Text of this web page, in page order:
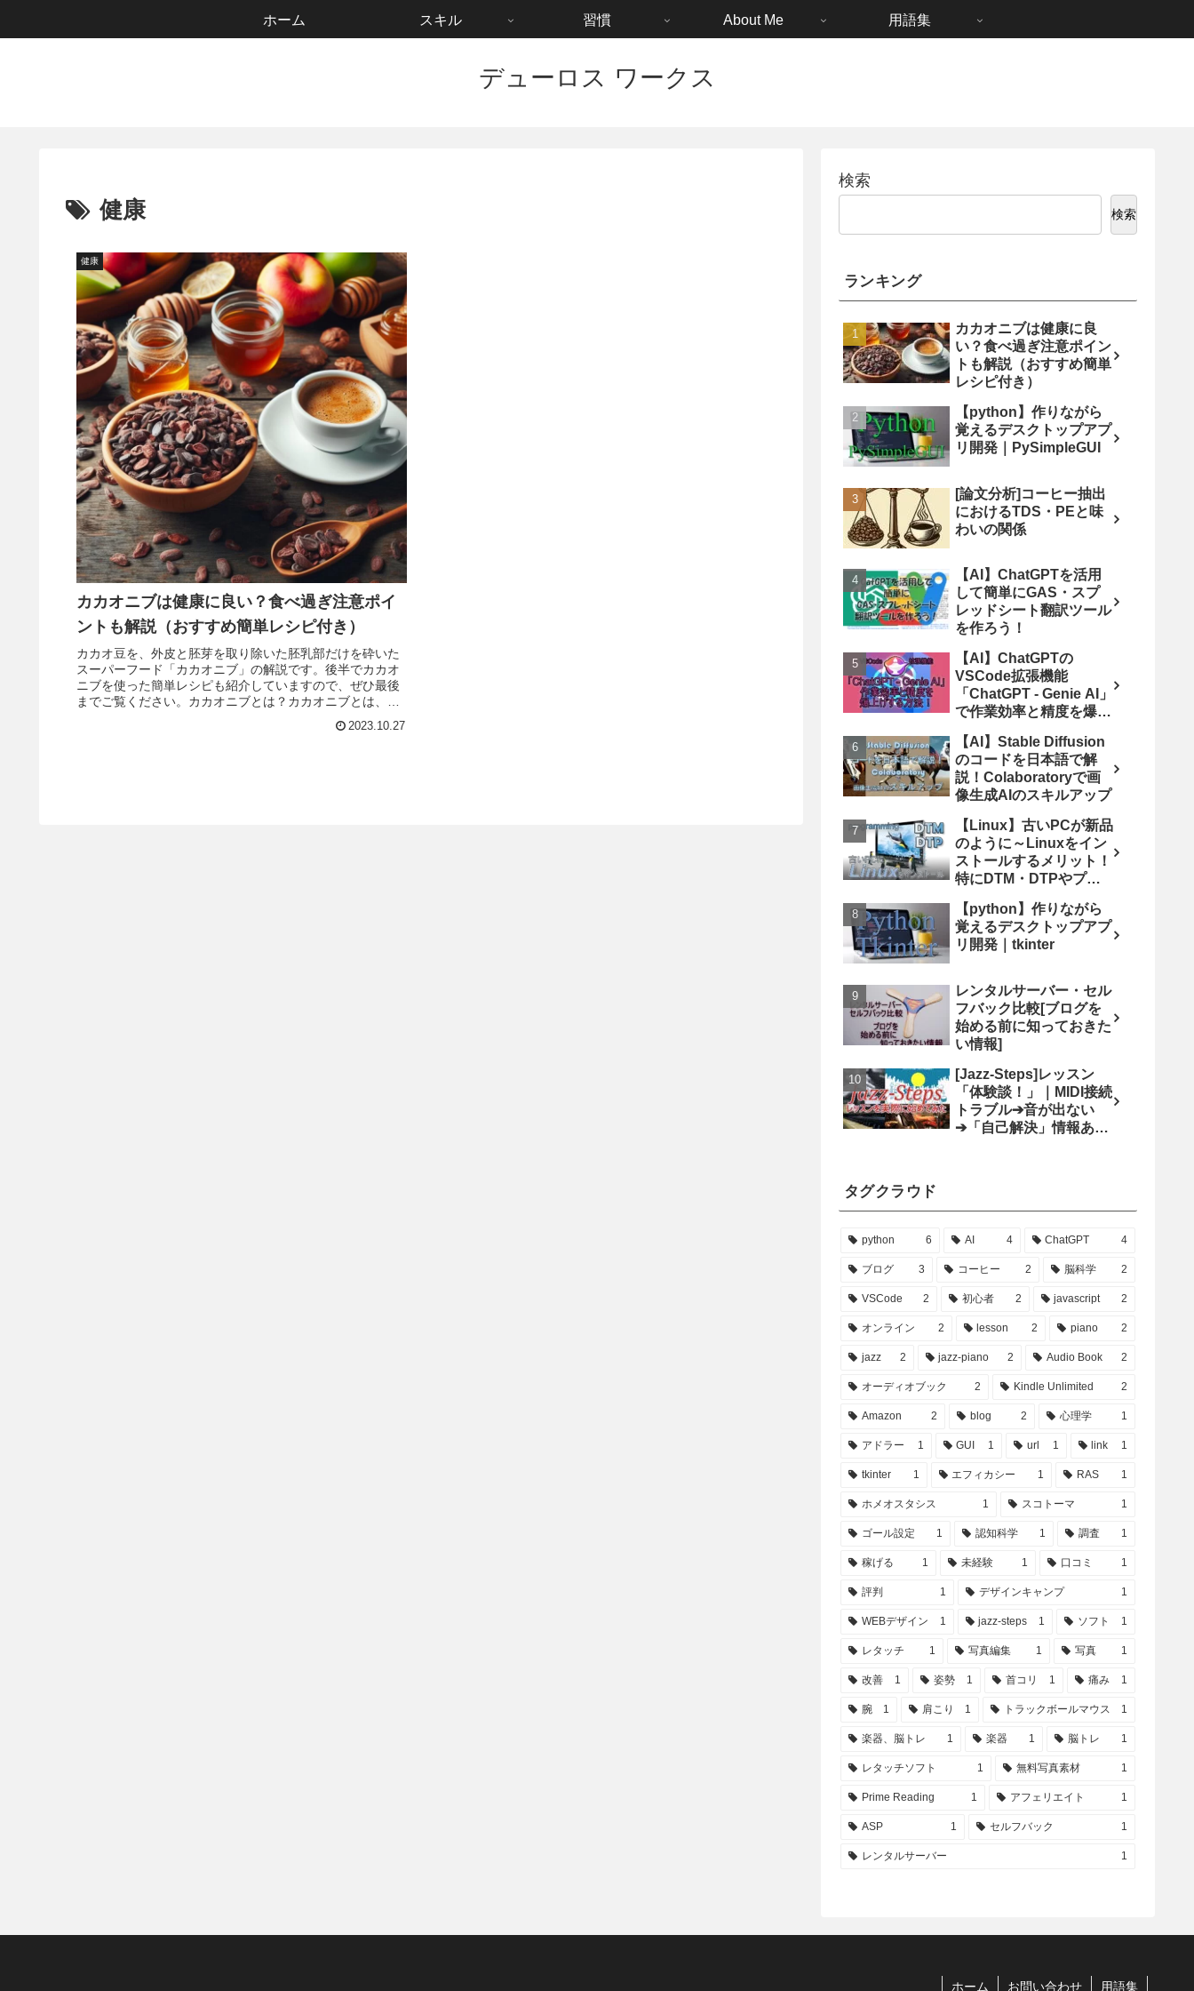
デューロス ワークス
ホーム スキル 習慣 About Me 用語集
健康
健康
カカオニブは健康に良い？食べ過ぎ注意ポイ
ントも解説（おすすめ簡単レシピ付き）
カカオ豆を、外皮と胚芽を取り除いた胚乳部だけを砕いた
スーパーフード「カカオニブ」の解説です。後半でカカオ
ニブを使った簡単レシピも紹介していますので、ぜひ最後
までご覧ください。カカオニブとは？カカオニブとは、カ
2023.10.27
検索
検索
ランキング
カカオニブは健康に良
い？食べ過ぎ注意ポイン
トも解説（おすすめ簡単
レシピ付き）
【python】作りながら
覚えるデスクトップアプ
リ開発｜PySimpleGUI
[論文分析]コーヒー抽出
におけるTDS・PEと味
わいの関係
【AI】ChatGPTを活用
して簡単にGAS・スプ
レッドシート翻訳ツール
を作ろう！
【AI】ChatGPTの
VSCode拡張機能
「ChatGPT - Genie AI」
で作業効率と精度を爆上
【AI】Stable Diffusion
のコードを日本語で解
説！Colaboratoryで画
像生成AIのスキルアップ
【Linux】古いPCが新品
のように～Linuxをイン
ストールするメリット！
特にDTM・DTPやプロ
【python】作りながら
覚えるデスクトップアプ
リ開発｜tkinter
レンタルサーバー・セル
フバック比較[ブログを
始める前に知っておきた
い情報]
[Jazz-Steps]レッスン
「体験談！」｜MIDI接続
トラブル➔音が出ない
➔「自己解決」情報あり
タグクラウド
python 6 AI 4 ChatGPT 4
ブログ 3 コーヒー 2 脳科学 2
VSCode 2 初心者 2 javascript 2
オンライン 2 lesson 2 piano 2
jazz 2 jazz-piano 2 Audio Book 2
オーディオブック 2 Kindle Unlimited 2
Amazon 2 blog 2 心理学 1
アドラー 1 GUI 1 url 1 link 1
tkinter 1 エフィカシー 1 RAS 1
ホメオスタシス 1 スコトーマ 1
ゴール設定 1 認知科学 1 調査 1
稼げる 1 未経験 1 口コミ 1
評判 1 デザインキャンプ 1
WEBデザイン 1 jazz-steps 1 ソフト 1
レタッチ 1 写真編集 1 写真 1
改善 1 姿勢 1 首コリ 1 痛み 1
腕 1 肩こり 1 トラックボールマウス 1
楽器、脳トレ 1 楽器 1 脳トレ 1
レタッチソフト 1 無料写真素材 1
Prime Reading 1 アフェリエイト 1
ASP 1 セルフバック 1
レンタルサーバー 1
ホーム お問い合わせ 用語集